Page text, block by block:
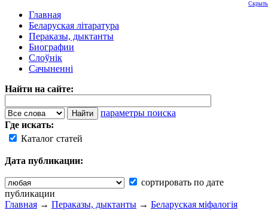
Главная
Беларуская літаратура
Пераказы, дыктанты
Биографии
Слоўнік
Сачыненні
Найти на сайте:
параметры поиска
Где искать:
Каталог статей
Дата публикации:
сортировать по дате
публикации
Скрыть
Главная → Пераказы, дыктанты → Беларуская міфалогія